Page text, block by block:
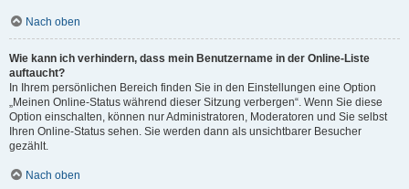
Nach oben
Wie kann ich verhindern, dass mein Benutzername in der Online-Liste
auftaucht?
In Ihrem persönlichen Bereich finden Sie in den Einstellungen eine Option
„Meinen Online-Status während dieser Sitzung verbergen“. Wenn Sie diese
Option einschalten, können nur Administratoren, Moderatoren und Sie selbst
Ihren Online-Status sehen. Sie werden dann als unsichtbarer Besucher
gezählt.
Nach oben